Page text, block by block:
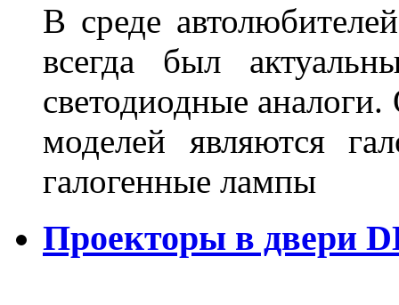
В среде
всегда был
светодиодные
моделей являются
галогенные лампы
Проекторы в двери